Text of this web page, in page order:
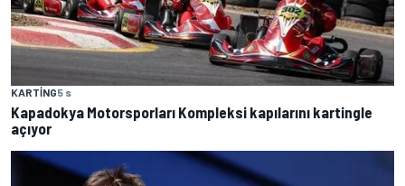
KARTING5 s
Kapadokya Motorsporları Kompleksi kapılarını kartingle
açıyor